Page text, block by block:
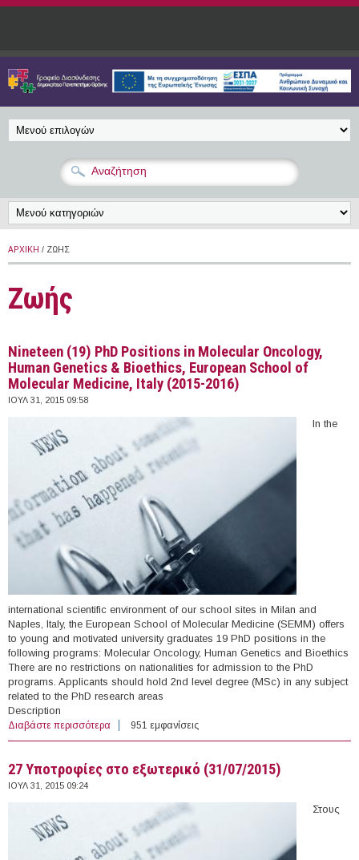
Παράκαμψη προς το κυρίως περιεχόμενο
ΑΡΧΙΚΉ / ΖΩΉΣ
Ζωής
Nineteen (19) PhD Positions in Molecular Oncology,
Human Genetics & Bioethics, European School of
Molecular Medicine, Italy (2015-2016)
ΙΟΥΛ 31, 2015 09:58
In the
international scientific environment of our school sites in Milan and
Naples, Italy, the European School of Molecular Medicine (SEMM) offers
to young and motivated university graduates 19 PhD positions in the
following programs: Molecular Oncology, Human Genetics and Bioethics
There are no restrictions on nationalities for admission to the PhD
programs. Applicants should hold 2nd level degree (MSc) in any subject
related to the PhD research areas
Description
Διαβάστε περισσότερα για Nineteen (19) PhD Positions in Molecular Oncology,
Human Genetics & Bioethics, European School of
951 εμφανίσεις
27 Υποτροφίες στο εξωτερικό (31/07/2015)
ΙΟΥΛ 31, 2015 09:24
Στους